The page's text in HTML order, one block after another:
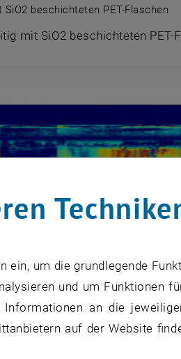
beschichteten PET-Flaschen
mit SiO2 beschichteten PET-
mit SiO2 beschichteten PET-
ein, um die grundlegende
und um Funktionen
an die
auf der Website